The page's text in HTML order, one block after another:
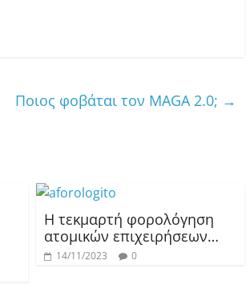
Ποιoς φοβάται τον MAGA 2.0; →
Η τεκμαρτή φορολόγηση
ατομικών επιχειρήσεων…
14/11/2023 0